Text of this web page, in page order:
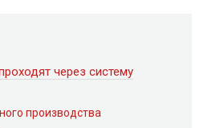
через систему
производства